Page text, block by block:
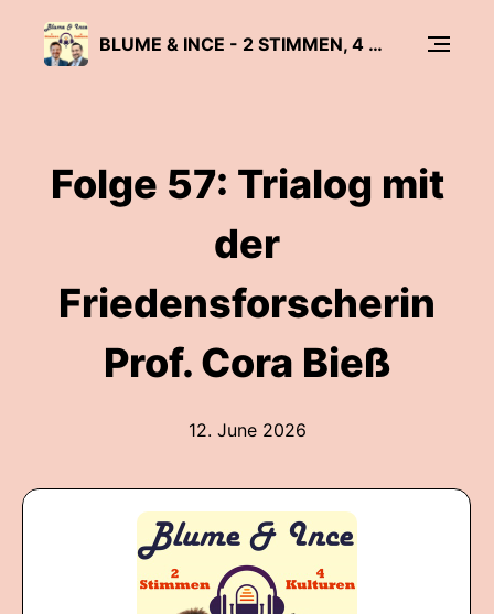
BLUME & INCE - 2 STIMMEN, 4 KULTUREN
Folge 57: Trialog mit
der
Friedensforscherin
Prof. Cora Bieß
12. June 2026